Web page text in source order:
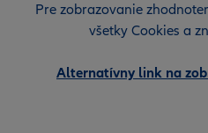
Pre zobrazovanie
všetky Cookies a
Alternatívny link na